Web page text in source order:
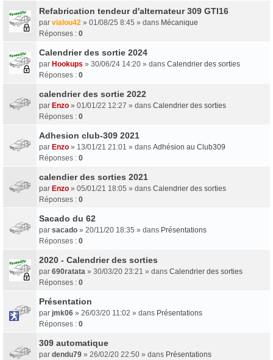
Refabrication tendeur d'alternateur 309 GTI16
par vialou42 » 01/08/25 8:45 » dans Mécanique
Réponses : 0
Calendrier des sortie 2024
par Hookups » 30/06/24 14:20 » dans Calendrier des sorties
Réponses : 0
calendrier des sortie 2022
par Enzo » 01/01/22 12:27 » dans Calendrier des sorties
Réponses : 0
Adhesion club-309 2021
par Enzo » 13/01/21 21:01 » dans Adhésion au Club309
Réponses : 0
calendier des sorties 2021
par Enzo » 05/01/21 18:05 » dans Calendrier des sorties
Réponses : 0
Sacado du 62
par sacado » 20/11/20 18:35 » dans Présentations
Réponses : 0
2020 - Calendrier des sorties
par 690ratata » 30/03/20 23:21 » dans Calendrier des sorties
Réponses : 0
Présentation
par jmk06 » 26/03/20 11:02 » dans Présentations
Réponses : 0
309 automatique
par dendu79 » 26/02/20 22:50 » dans Présentations